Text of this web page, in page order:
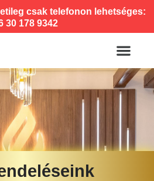
csak telefonon lehetséges:
30 178 9342